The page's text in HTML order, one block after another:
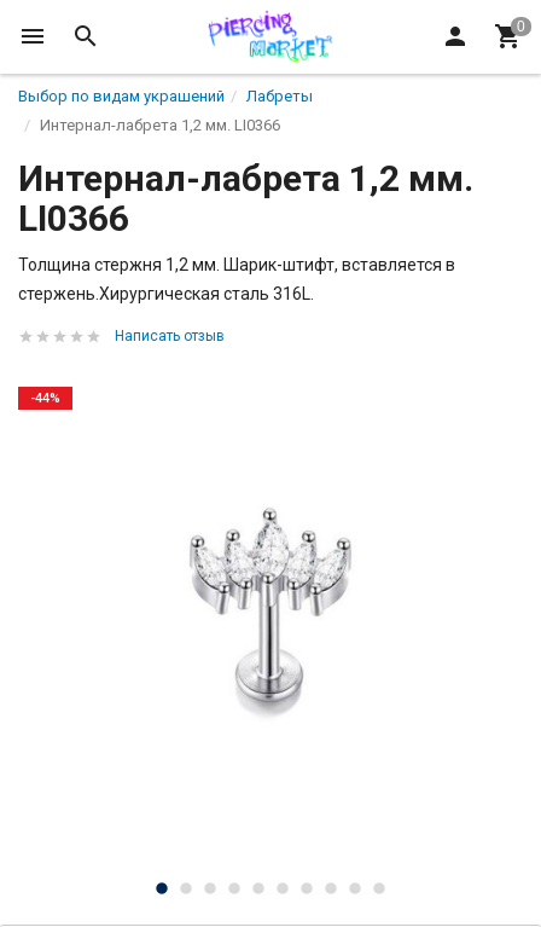
Выбор по видам украшений
Лабреты
Интернал-лабрета 1,2 мм. LI0366
Интернал-лабрета 1,2 мм.
LI0366
Толщина стержня 1,2 мм. Шарик-штифт, вставляется в
стержень.Хирургическая сталь 316L.
Написать отзыв
-44%